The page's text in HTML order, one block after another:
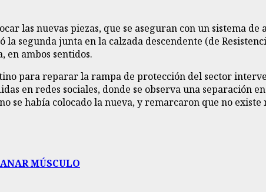
las nuevas piezas, que se aseguran con un sistema de
segunda junta en la calzada descendente (de
en ambos sentidos.
para reparar la rampa de protección del sector
en redes sociales, donde se observa una separación
se había colocado la nueva, y remarcaron que no
MÚSCULO